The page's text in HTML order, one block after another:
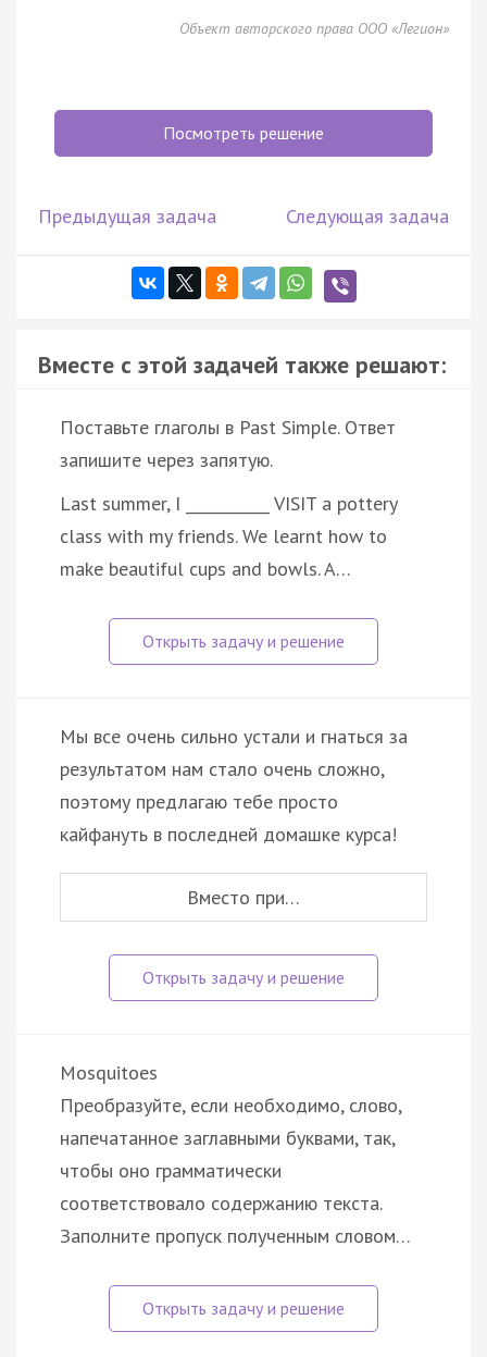
Объект авторского права ООО «Легион»
Посмотреть решение
Предыдущая задача Следующая задача
Вместе с этой задачей также решают:
Поставьте глаголы в Past Simple. Ответ
запишите через запятую.
Last summer, I ___________ VISIT a pottery
class with my friends. We learnt how to
make beautiful cups and bowls. A…
Мы все очень сильно устали и гнаться за
результатом нам стало очень сложно,
поэтому предлагаю тебе просто
кайфануть в последней домашке курса!
Вместо при…
Mosquitoes
Преобразуйте, если необходимо, слово,
напечатанное заглавными буквами, так,
чтобы оно грамматически
соответствовало содержанию текста.
Заполните пропуск полученным словом…